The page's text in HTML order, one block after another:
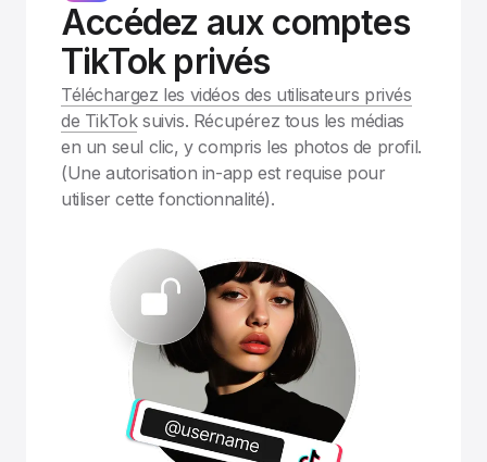
Accédez aux comptes
TikTok privés
Téléchargez les vidéos des utilisateurs privés
de TikToksuivis. Récupérez tous les médias
en un seul clic, y compris les photos de profil.
(Une autorisation in-app est requise pour
utiliser cette fonctionnalité).